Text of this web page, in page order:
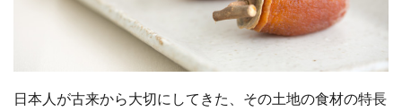
日本人が古来から大切にしてきた、その土地の食材の特長